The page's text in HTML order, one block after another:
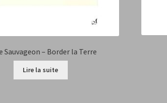
Sauvageon – Border la Terre
Lire la suite